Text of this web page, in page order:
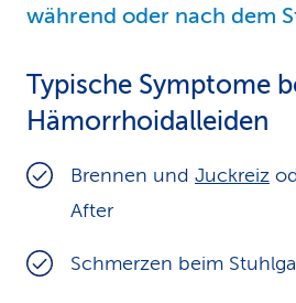
während oder nach dem
Typische Symptome
Hämorrhoidalleiden
Brennen und Juckreiz
After
Schmerzen beim